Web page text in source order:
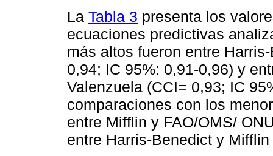
La Tabla 3 presenta los
ecuaciones predictivas
más altos fueron entre
0,94; IC 95%: 0,91-0,96) y
Valenzuela (CCI= 0,93; IC
comparaciones con los
entre Mifflin y FAO/OMS/
entre Harris-Benedict y